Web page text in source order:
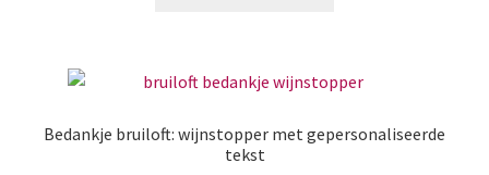
Bedankje bruiloft: wijnstopper met gepersonaliseerde
tekst